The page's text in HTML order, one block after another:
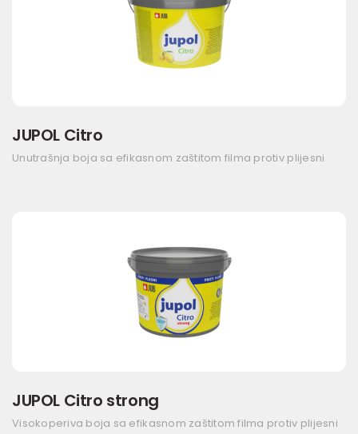
JUPOL Citro
Unutrašnja boja sa efikasnom zaštitom filma protiv plijesni
JUPOL Citro strong
Visokoperiva boja sa efikasnom zaštitom filma protiv plijesni